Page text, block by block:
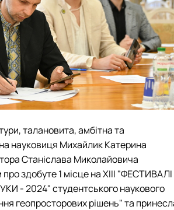
талановита, амбітна та
науковиця Михайлик Катерина
Станіслава Миколайовича
здобуте 1 місце на ХІІІ "ФЕСТИВАЛІ
- 2024" студентського наукового
геопросторових рішень" та